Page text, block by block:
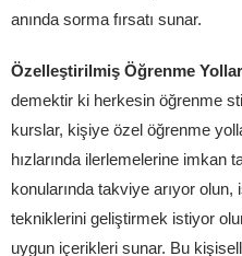
anında sorma fırsatı sunar.
Özelleştirilmiş Öğrenme
demektir ki herkesin öğrenme
kurslar, kişiye özel öğrenme
hızlarında ilerlemelerine imkan
konularında takviye arıyor
tekniklerini geliştirmek istiyor
uygun içerikleri sunar. Bu